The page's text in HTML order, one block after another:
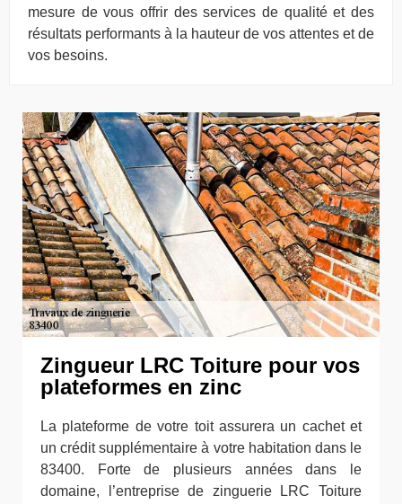
mesure de vous offrir des services de qualité et des
résultats performants à la hauteur de vos attentes et de
vos besoins.
Zingueur LRC Toiture pour vos
plateformes en zinc
La plateforme de votre toit assurera un cachet et
un crédit supplémentaire à votre habitation dans le
83400. Forte de plusieurs années dans le
domaine, l’entreprise de zinguerie LRC Toiture